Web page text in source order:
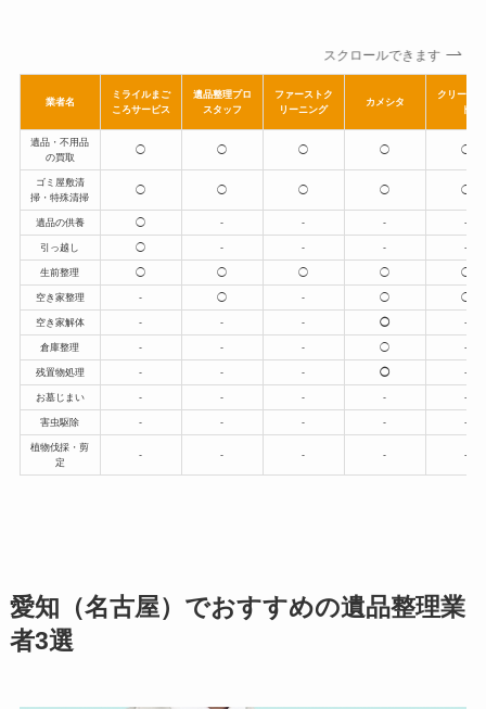
スクロールできます
業者名
ミライルまご
ころサービス
遺品整理プロ
スタッフ
ファーストク
リーニング
カメシタ
クリーン
ト
遺品・不用品
の買取
◯ ◯ ◯ ◯ ◯
ゴミ屋敷清
掃・特殊清掃
◯ ◯ ◯ ◯ ◯
遺品の供養 ◯ ‐ ‐ ‐ ‐
引っ越し ◯ ‐ ‐ ‐ ‐
生前整理 ◯ ◯ ◯ ◯ ◯
空き家整理 ‐ ◯ ‐ ◯ ◯
空き家解体 ‐ ‐ ‐ ◯ ‐
倉庫整理 ‐ ‐ ‐ ◯ ‐
残置物処理 ‐ ‐ ‐ ◯ ‐
お墓じまい ‐ ‐ ‐ ‐ ‐
害虫駆除 ‐ ‐ ‐ ‐ ‐
植物伐採・剪
定
‐ ‐ ‐ ‐ ‐
愛知（名古屋）でおすすめの遺品整理業
者3選